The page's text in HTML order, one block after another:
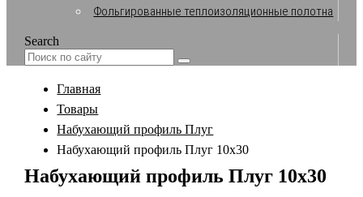
Фольгированные теплоизоляционные полотна
Search
Главная
Товары
Набухающий профиль Плуг
Набухающий профиль Плуг 10х30
Набухающий профиль Плуг 10х30